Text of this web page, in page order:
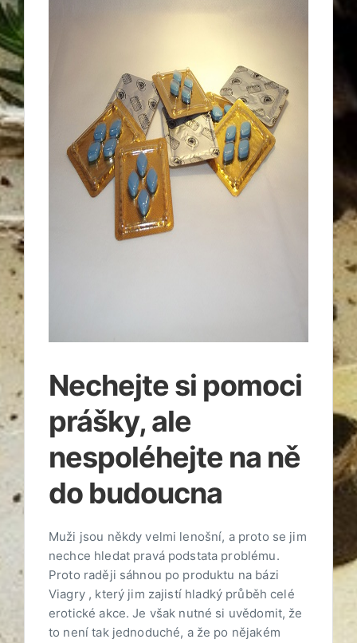
Nechejte si pomoci
prášky, ale
nespoléhejte na ně
do budoucna
Muži jsou někdy velmi lenošní, a proto se jim
nechce hledat pravá podstata problému.
Proto raději sáhnou po produktu na bázi
Viagry , který jim zajistí hladký průběh celé
erotické akce. Je však nutné si uvědomit, že
to není tak jednoduché, a že po nějakém